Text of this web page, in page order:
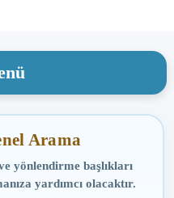
Arama
yönlendirme başlıkları
yardımcı olacaktır.